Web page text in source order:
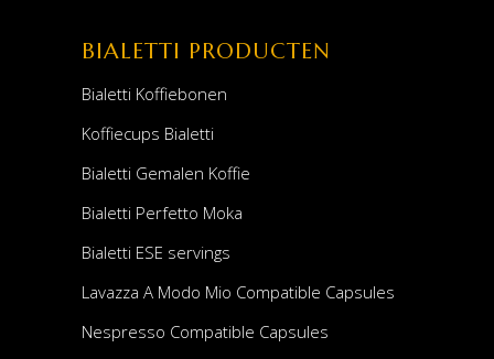
BIALETTI PRODUCTEN
Bialetti Koffiebonen
Koffiecups Bialetti
Bialetti Gemalen Koffie
Bialetti Perfetto Moka
Bialetti ESE servings
Lavazza A Modo Mio Compatible Capsules
Nespresso Compatible Capsules